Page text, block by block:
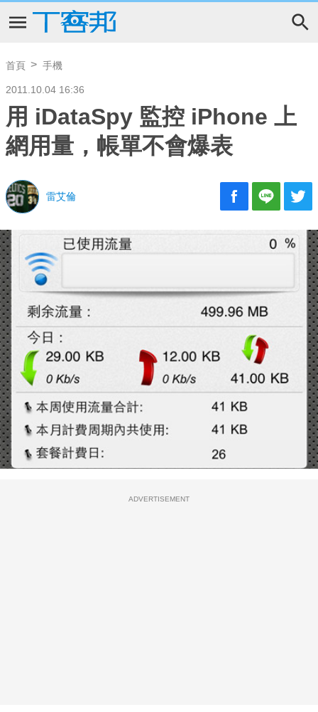
首頁 手機
2011.10.04 16:36
用 iDataSpy 監控 iPhone 上
網用量，帳單不會爆表
雷艾倫
ADVERTISEMENT